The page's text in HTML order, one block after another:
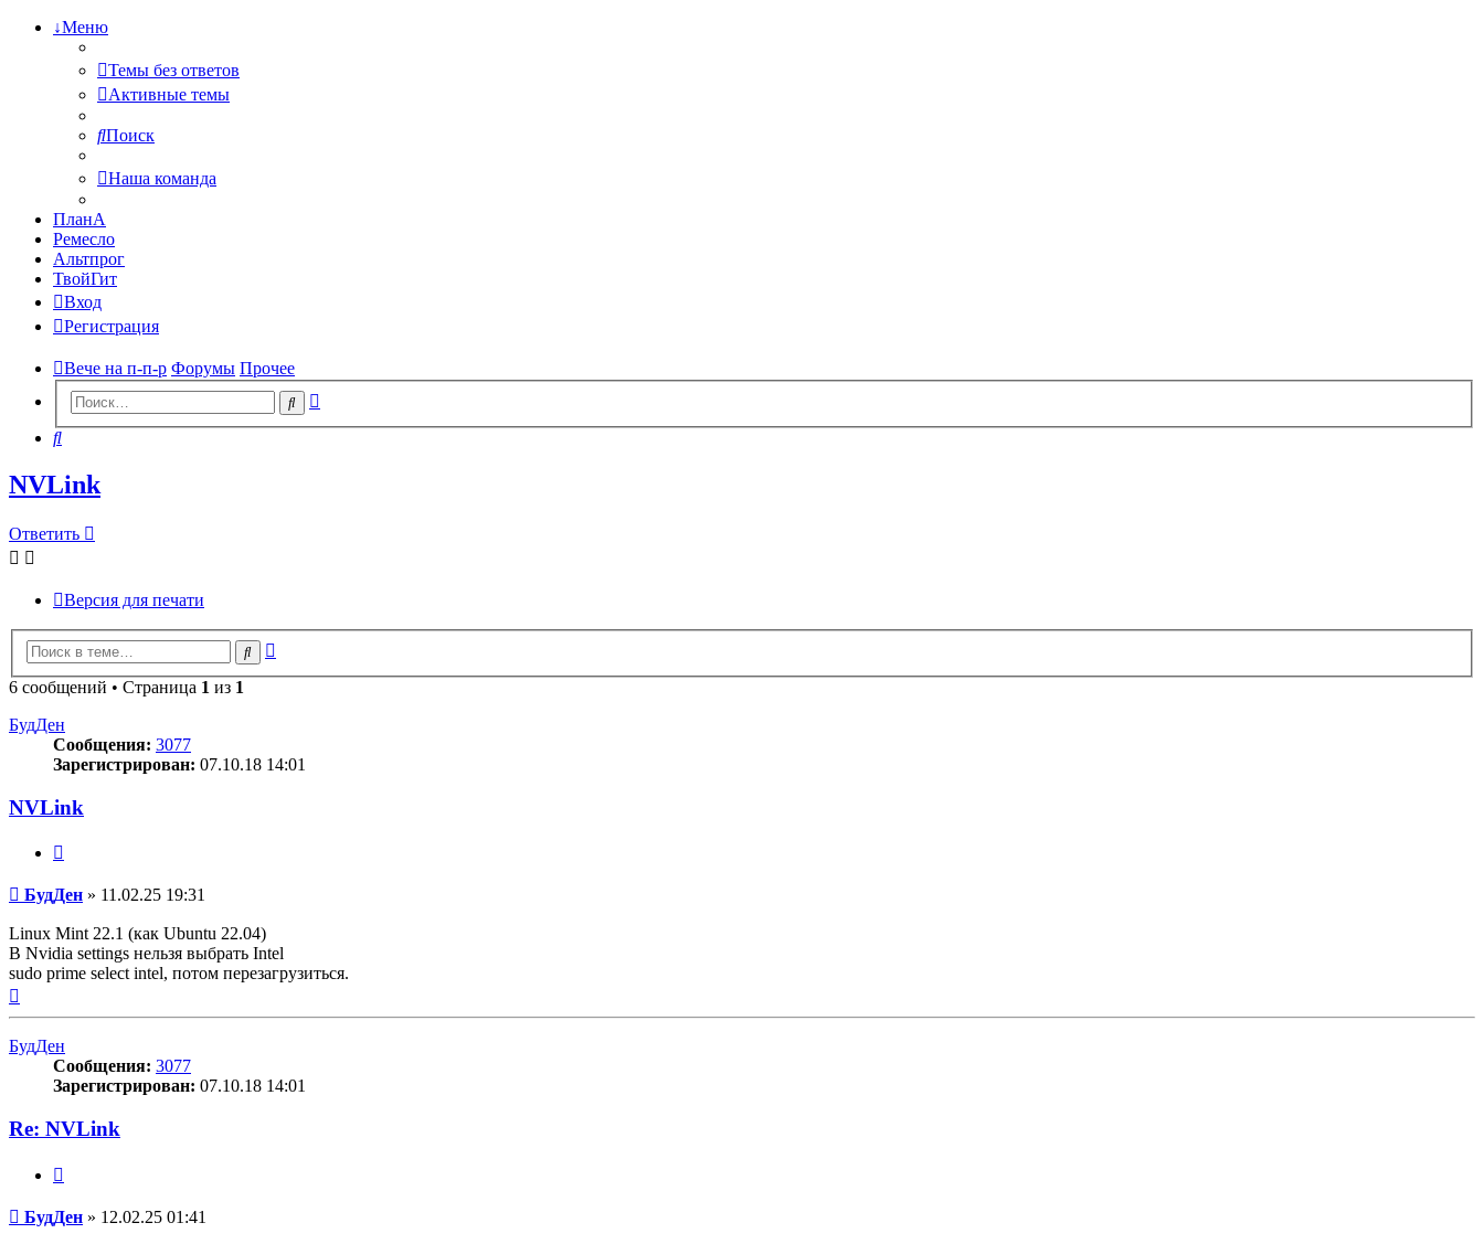
↓Меню
Темы без ответов
Активные темы
Поиск
Наша команда
ПланА
Ремесло
Альтпрог
ТвойГит
Вход
Регистрация
Вече на п-п-р Форумы Прочее
Поиск
Поиск
NVLink
Ответить
Версия для печати
Поиск
6 сообщений • Страница 1 из 1
БудДен
Сообщения: 3077
Зарегистрирован: 07.10.18 14:01
NVLink
Сообщение
БудДен » 11.02.25 19:31
Linux Mint 22.1 (как Ubuntu 22.04)
В Nvidia settings нельзя выбрать Intel
sudo prime select intel, потом перезагрузиться.
к
БудДен
Сообщения: 3077
Зарегистрирован: 07.10.18 14:01
Re: NVLink
Сообщение
БудДен » 12.02.25 01:41